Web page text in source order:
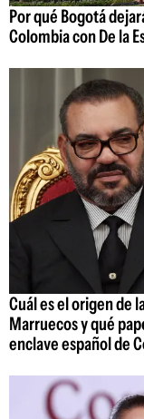
Por qué Bogotá
Colombia con De la
Cuál es el origen de
Marruecos y qué
enclave español de